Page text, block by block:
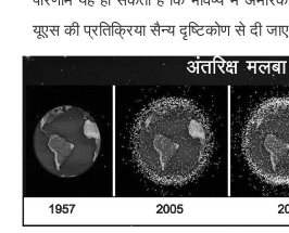
यूएस की प्रतिक्रिया सैन्य दृष्टिकोण से दी